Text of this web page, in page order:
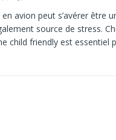
avion peut s’avérer être
source de stress.
child friendly est essentiel